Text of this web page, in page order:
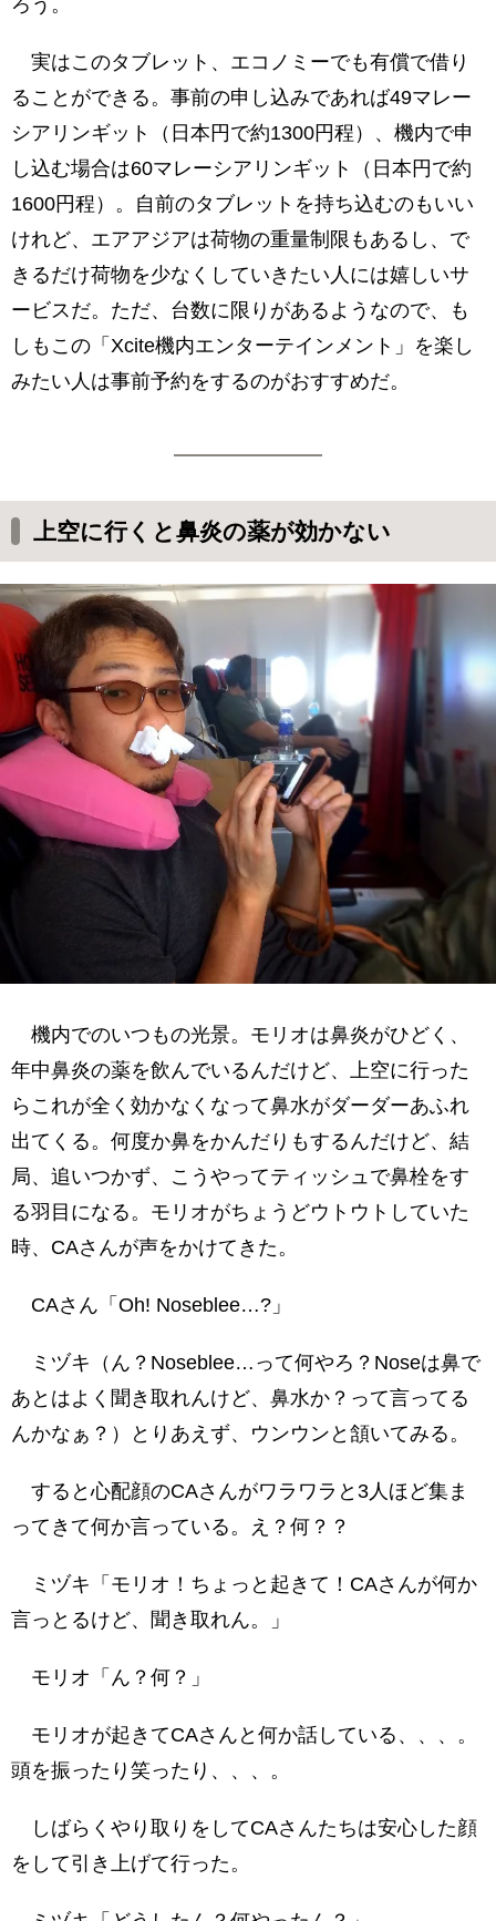
実はこのタブレット、エコノミーでも有償で借り
ることができる。事前の申し込みであれば49マレー
シアリンギット（日本円で約1300円程）、機内で申
し込む場合は60マレーシアリンギット（日本円で約
1600円程）。自前のタブレットを持ち込むのもいい
けれど、エアアジアは荷物の重量制限もあるし、で
きるだけ荷物を少なくしていきたい人には嬉しいサ
ービスだ。ただ、台数に限りがあるようなので、も
しもこの「Xcite機内エンターテインメント」を楽し
みたい人は事前予約をするのがおすすめだ。
上空に行くと鼻炎の薬が効かない
機内でのいつもの光景。モリオは鼻炎がひどく、
年中鼻炎の薬を飲んでいるんだけど、上空に行った
らこれが全く効かなくなって鼻水がダーダーあふれ
出てくる。何度か鼻をかんだりもするんだけど、結
局、追いつかず、こうやってティッシュで鼻栓をす
る羽目になる。モリオがちょうどウトウトしていた
時、CAさんが声をかけてきた。
CAさん「Oh! Noseblee…?」
ミヅキ（ん？Noseblee…って何やろ？Noseは鼻で
あとはよく聞き取れんけど、鼻水か？って言ってる
んかなぁ？）とりあえず、ウンウンと頷いてみる。
すると心配顔のCAさんがワラワラと3人ほど集ま
ってきて何か言っている。え？何？？
ミヅキ「モリオ！ちょっと起きて！CAさんが何か
言っとるけど、聞き取れん。」
モリオ「ん？何？」
モリオが起きてCAさんと何か話している、、、。
頭を振ったり笑ったり、、、。
しばらくやり取りをしてCAさんたちは安心した顔
をして引き上げて行った。